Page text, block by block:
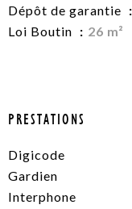
Dépôt de garantie
Loi Boutin
26 m²
PRESTATIONS
Digicode
Gardien
Interphone